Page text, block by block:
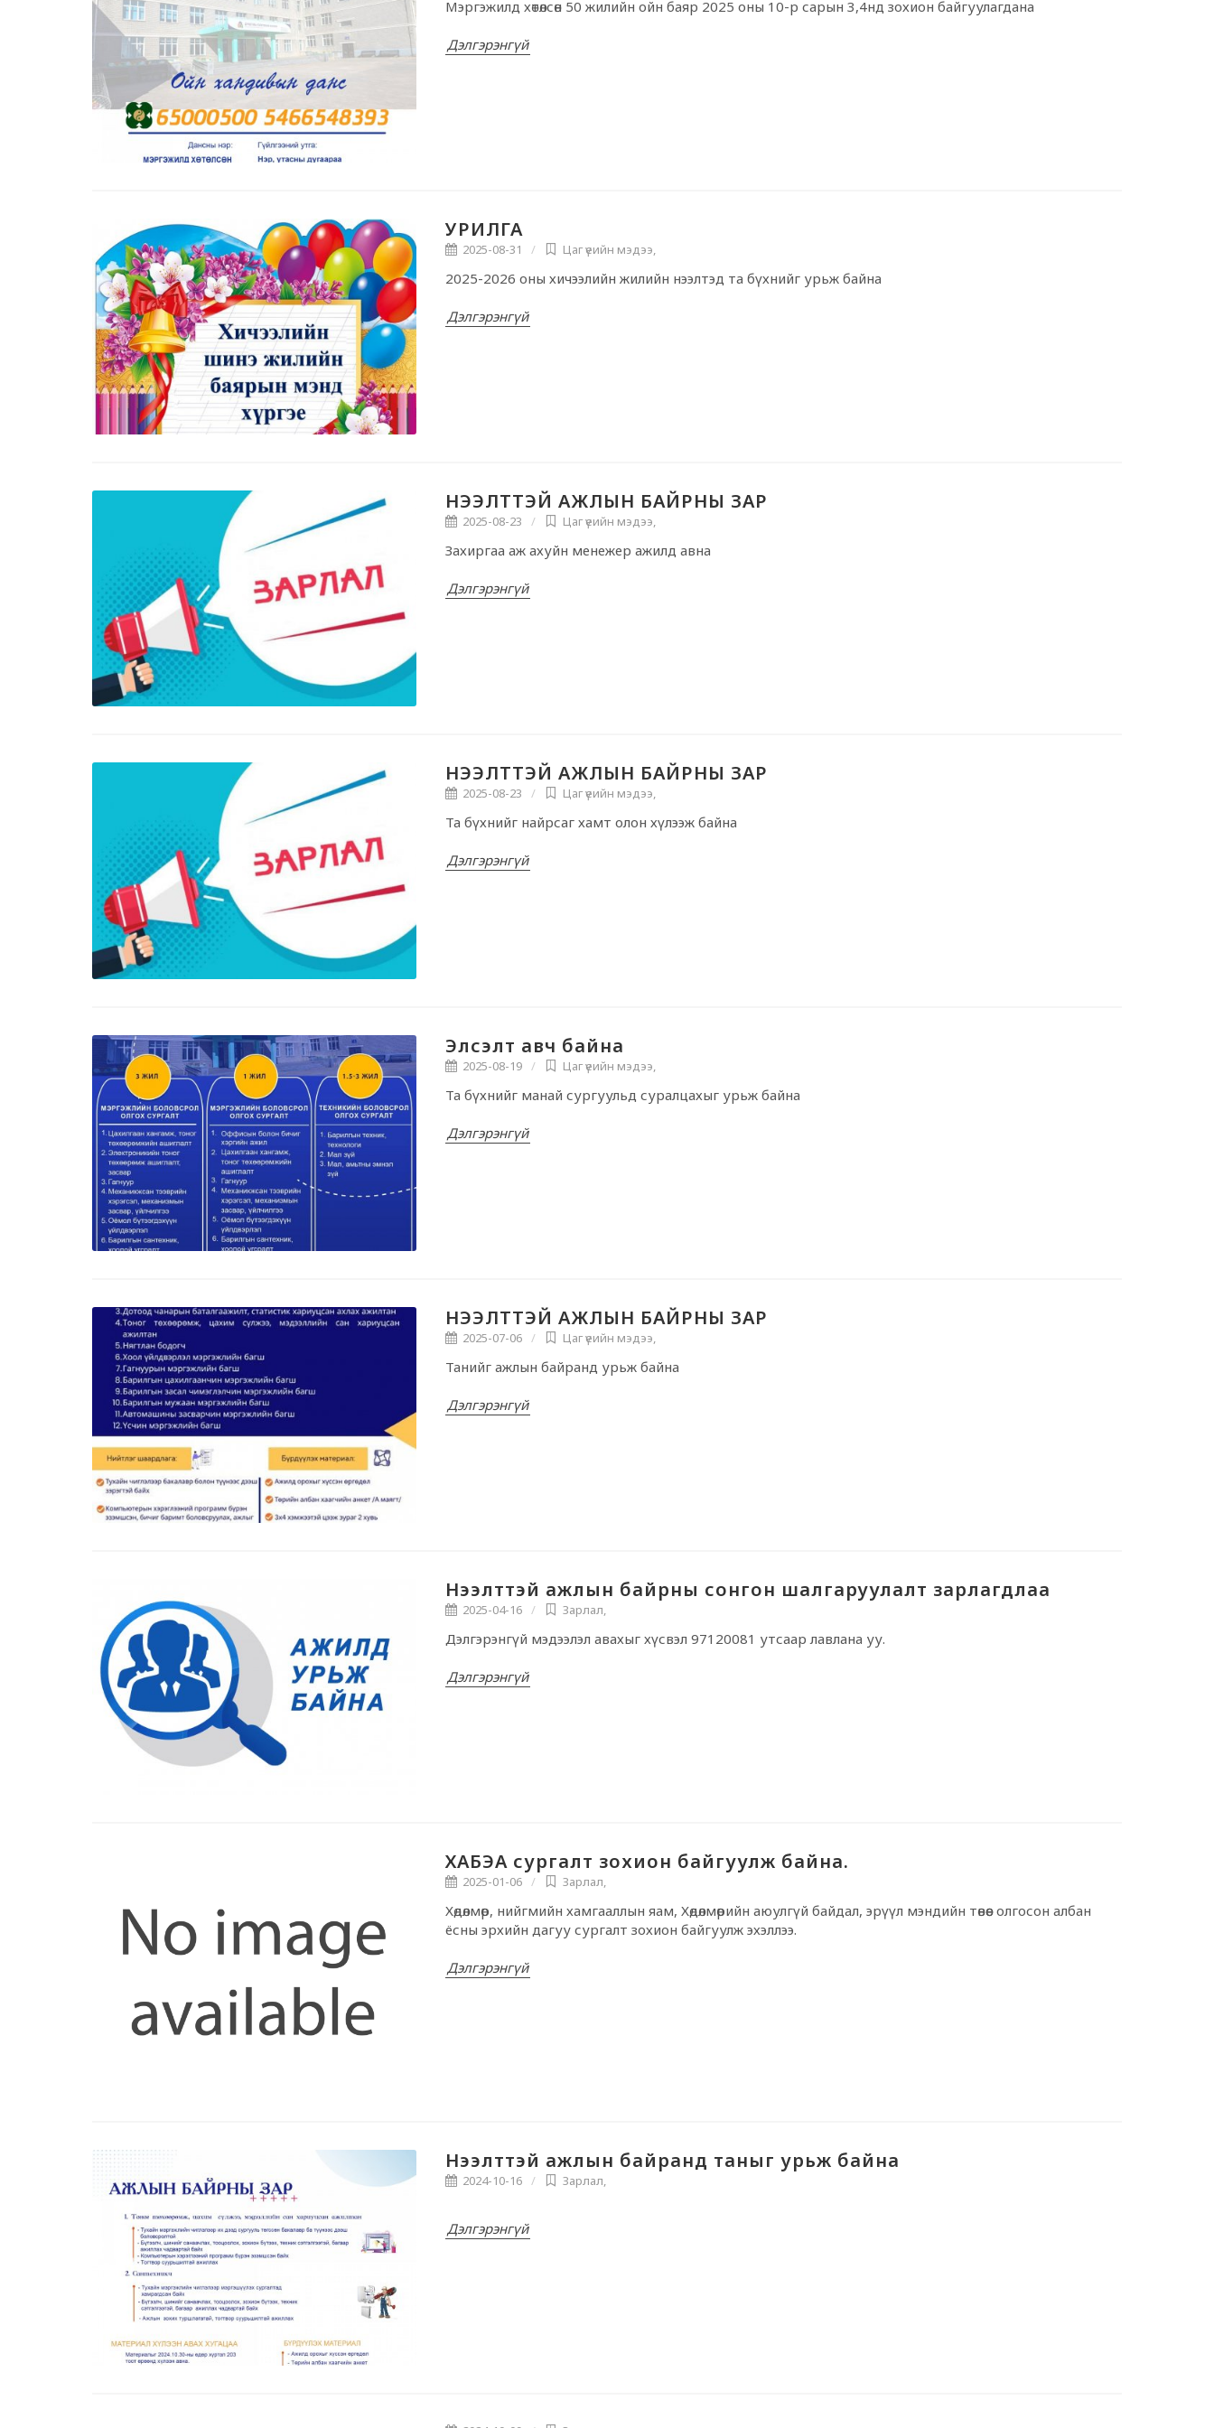
Мэргэжилд хөтөлсөн 50 жилийн ойн баяр 2025 оны 10-р сарын 3,4нд зохион байгуулагдана
Дэлгэрэнгүй
УРИЛГА
2025-08-31 Цаг үеийн мэдээ,
2025-2026 оны хичээлийн жилийн нээлтэд та бүхнийг урьж байна
Дэлгэрэнгүй
НЭЭЛТТЭЙ АЖЛЫН БАЙРНЫ ЗАР
2025-08-23 Цаг үеийн мэдээ,
Захиргаа аж ахуйн менежер ажилд авна
Дэлгэрэнгүй
НЭЭЛТТЭЙ АЖЛЫН БАЙРНЫ ЗАР
2025-08-23 Цаг үеийн мэдээ,
Та бүхнийг найрсаг хамт олон хүлээж байна
Дэлгэрэнгүй
Элсэлт авч байна
2025-08-19 Цаг үеийн мэдээ
Та бүхнийг манай сургуульд суралцахыг урьж байна
Дэлгэрэнгүй
НЭЭЛТТЭЙ АЖЛЫН БАЙРНЫ ЗАР
2025-07-06 Цаг үеийн мэдээ,
Танийг ажлын байранд урьж байна
Дэлгэрэнгүй
Нээлттэй ажлын байрны сонгон шалгаруулалт зарлагдлаа
2025-04-16 Зарлал,
Дэлгэрэнгүй мэдээлэл авахыг хүсвэл 97120081 утсаар лавлана уу.
Дэлгэрэнгүй
ХАБЭА сургалт зохион байгуулж байна.
2025-01-06 Зарлал,
Хөдөлмөр, нийгмийн хамгааллын яам, Хөдөлмөрийн аюулгүй байдал, эрүүл мэндийн төвөөс олгосон албан
ёсны эрхийн дагуу сургалт зохион байгуулж эхэллээ.
Дэлгэрэнгүй
Нээлттэй ажлын байранд таныг урьж байна
2024-10-16 Зарлал,
Дэлгэрэнгүй